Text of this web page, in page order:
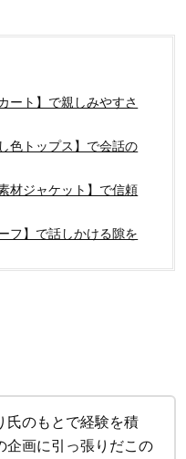
ート】で親しみやすさ
色トップス】で会話の
材ジャケット】で信頼
フ】で話しかける隙を
氏のもとで経験を積
企画に引っ張りだこの